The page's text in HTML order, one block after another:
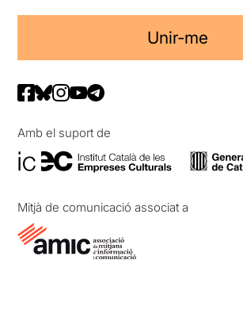
Unir-me
Amb el suport de
Mitjà de comunicació associat a